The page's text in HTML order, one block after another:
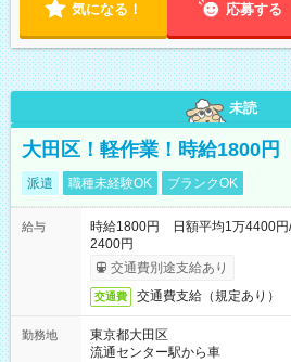
気になる！ 応募する
未読
大田区！軽作業！時給1800円
派遣 職種未経験OK ブランクOK
給与
時給1800円 日額平均1万4400円
2400円
交通費別途支給あり
交通費 交通費支給（規定あり）
勤務地
東京都大田区
流通センター駅から車